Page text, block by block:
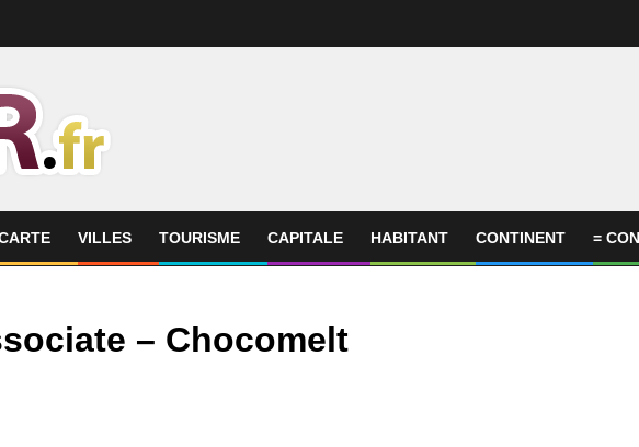
VILLES TOURISME CAPITALE HABITANT CONTINENT =
– Chocomelt